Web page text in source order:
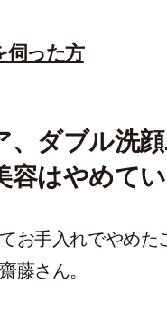
伺った方
、ダブル洗
容はやめて
お手入れでやめた
藤さん。